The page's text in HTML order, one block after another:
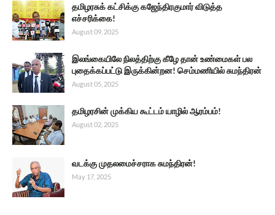
தமிழரசுக் கட்சிக்கு கஜேந்திரகுமார் விடுத்த
எச்சரிக்கை!
August 09, 2025
இலங்கையிலே நிலத்திற்கு கீழே தான் உண்மைகள் பல
புதைக்கப்பட்டு இருக்கின்றன! செம்மணியில் சுமந்திரன்
August 05, 2025
தமிழரசின் முக்கிய கூட்டம் யாழில் ஆரம்பம்!
August 02, 2025
வடக்கு முதலமைச்சராக சுமந்திரன்!
May 17, 2025